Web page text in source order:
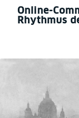
Online-
Rhythmus